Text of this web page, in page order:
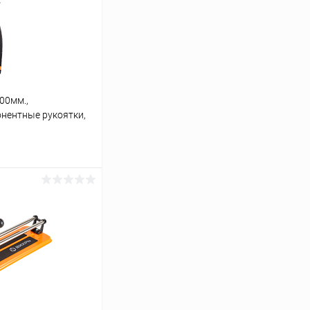
рукоятки,
К сравнению
В наличии